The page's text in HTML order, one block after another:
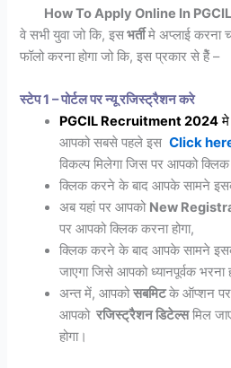
How To Apply Online In
वे सभी युवा जो कि, इसभर्तीमे अप्लाई करना
फॉलो करना होगा जो कि, इस प्रकार से हैें –
स्टेप 1 – पोर्टल पर न्यू रजिस्ट्रैशन करे
PGCIL Recruitment 2024
आपको सबसे पहले इस Click
विकल्प मिलेगा जिस पर आपको क्लिक
क्लिक करने के बाद आपके सामने
अब यहां पर आपको New
पर आपको क्लिक करना होगा,
क्लिक करने के बाद आपके सामने
जाएगा जिसे आपको ध्यानपूर्वक भरना
अन्त में, आपकोसबमिटके ऑप्शन पर
आपको रजिस्ट्रैशन डिटेल्समिल
होगा।